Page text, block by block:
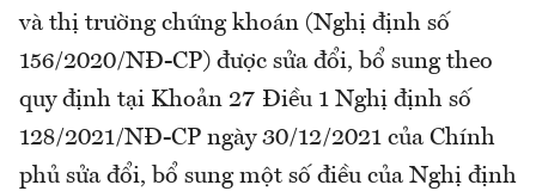
và thị trường chứng khoán (Nghị định số
156/2020/NĐ-CP) được sửa đổi, bổ sung theo
quy định tại Khoản 27 Điều 1 Nghị định số
128/2021/NĐ-CP ngày 30/12/2021 của Chính
phủ sửa đổi, bổ sung một số điều của Nghị định